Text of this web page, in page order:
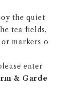
the quiet
tea fields,
markers o
enter
& Garde